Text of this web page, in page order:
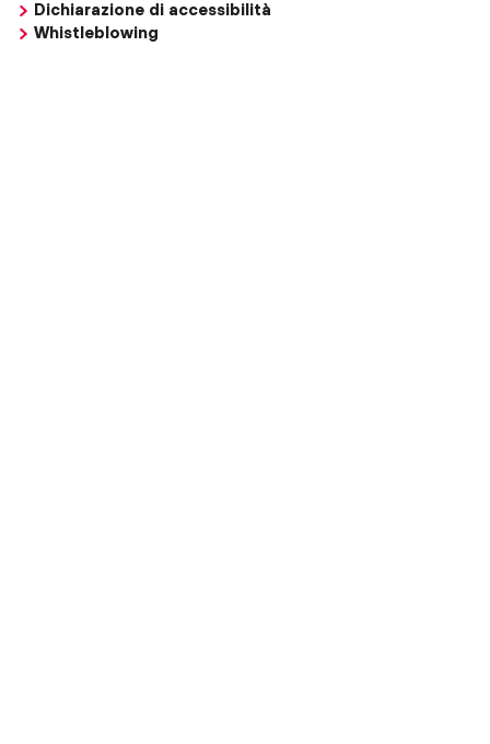
Dichiarazione di accessibilità
Whistleblowing